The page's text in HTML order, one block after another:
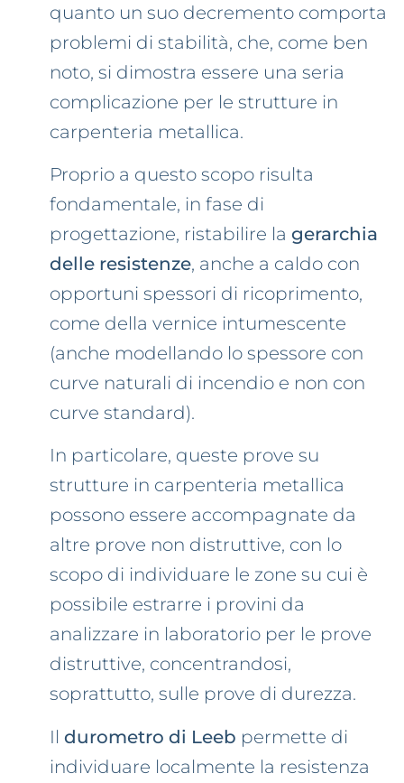
quanto un suo decremento comporta
problemi di stabilità, che, come ben
noto, si dimostra essere una seria
complicazione per le strutture in
carpenteria metallica.
Proprio a questo scopo risulta
fondamentale, in fase di
progettazione, ristabilire la gerarchia
delle resistenze, anche a caldo con
opportuni spessori di ricoprimento,
come della vernice intumescente
(anche modellando lo spessore con
curve naturali di incendio e non con
curve standard).
In particolare, queste prove su
strutture in carpenteria metallica
possono essere accompagnate da
altre prove non distruttive, con lo
scopo di individuare le zone su cui è
possibile estrarre i provini da
analizzare in laboratorio per le prove
distruttive, concentrandosi,
soprattutto, sulle prove di durezza.
Il durometro di Leeb permette di
individuare localmente la resistenza